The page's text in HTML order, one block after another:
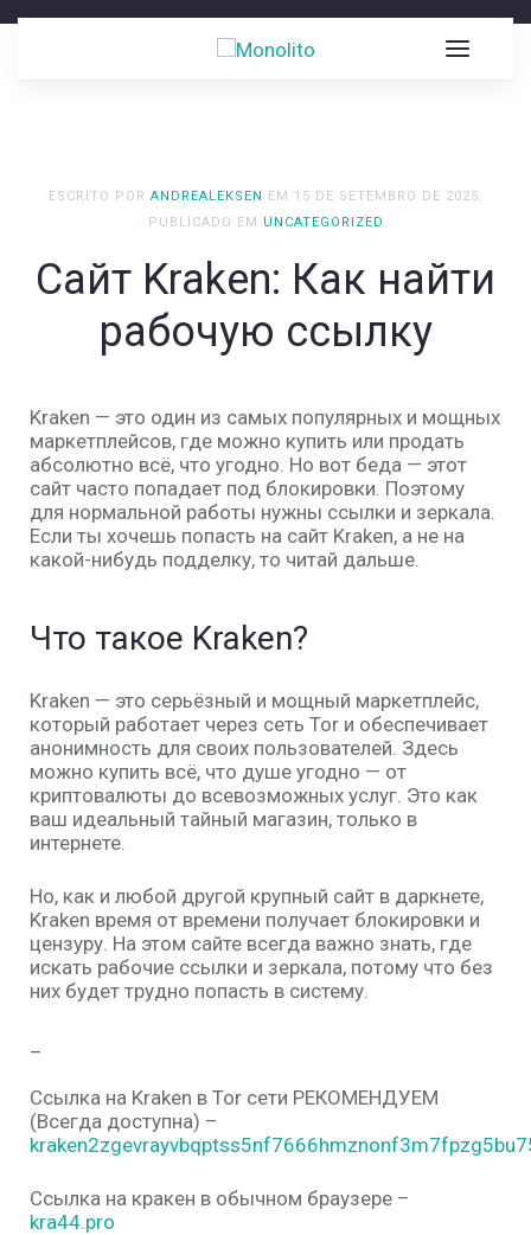
ESCRITO POR ANDREALEKSEN EM 15 DE SETEMBRO DE 2025.
PUBLICADO EM UNCATEGORIZED
Сайт Kraken: Как найти
рабочую ссылку
Kraken — это один из самых популярных и мощных
маркетплейсов, где можно купить или продать
абсолютно всё, что угодно. Но вот беда — этот
сайт часто попадает под блокировки. Поэтому
для нормальной работы нужны ссылки и зеркала.
Если ты хочешь попасть на сайт Kraken, а не на
какой-нибудь подделку, то читай дальше.
Что такое Kraken?
Kraken — это серьёзный и мощный маркетплейс,
который работает через сеть Tor и обеспечивает
анонимность для своих пользователей. Здесь
можно купить всё, что душе угодно — от
криптовалюты до всевозможных услуг. Это как
ваш идеальный тайный магазин, только в
интернете.
Но, как и любой другой крупный сайт в даркнете,
Kraken время от времени получает блокировки и
цензуру. На этом сайте всегда важно знать, где
искать рабочие ссылки и зеркала, потому что без
них будет трудно попасть в систему.
Ссылка на Kraken в Tor сети РЕКОМЕНДУЕМ
(Всегда доступна) –
Ссылка на кракен в обычном браузере –
kra44.pro